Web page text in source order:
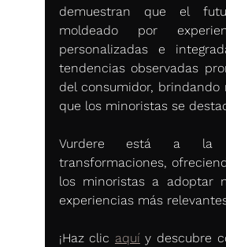
demuestran que el
moldeado por
personalizadas e
tendencias observadas
del consumidor,
que los minoristas se
Vurdere está a la
transformaciones,
los minoristas a adoptar
experiencias más
¡Haz clic aquí y descubre